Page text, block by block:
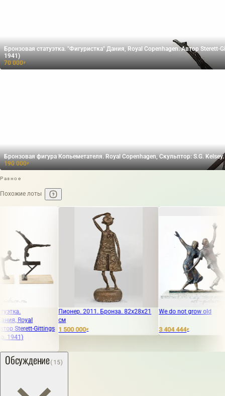
Бронзовая статуэтка. "Фигуристка" Дания, Royal Copenhagen. Автор Sterett-
1941)
70 000₽
Бронзовая фигура Копьеметателя. Royal Copenhagen, Скульптор: S.G. Kelsey.
190 000₽
Разное
Похожие лоты
Пионер. 2011. Бронза. 82x28x21
см
1 500 000 ₽
We do not grow old
Обсуждение(15)